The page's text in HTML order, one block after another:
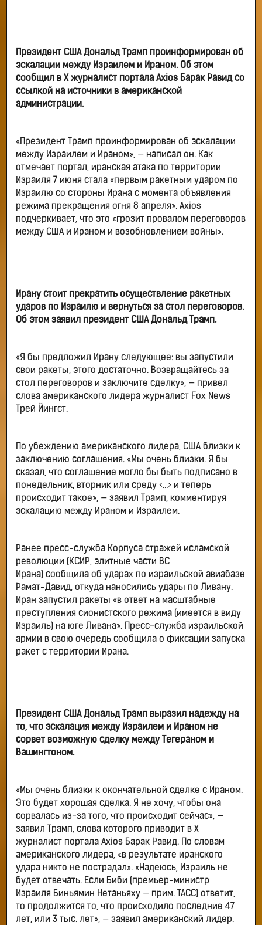
Президент США Дональд Трамп проинформирован об
эскалации между Израилем и Ираном. Об этом
сообщил в X журналист портала Axios Барак Равид со
ссылкой на источники в американской
администрации.
«Президент Трамп проинформирован об эскалации
между Израилем и Ираном», — написал он. Как
отмечает портал, иранская атака по территории
Израиля 7 июня стала «первым ракетным ударом по
Израилю со стороны Ирана с момента объявления
режима прекращения огня 8 апреля». Axios
подчеркивает, что это «грозит провалом переговоров
между США и Ираном и возобновлением войны».
Ирану стоит прекратить осуществление ракетных
ударов по Израилю и вернуться за стол переговоров.
Об этом заявил президент США Дональд Трамп.
«Я бы предложил Ирану следующее: вы запустили
свои ракеты, этого достаточно. Возвращайтесь за
стол переговоров и заключите сделку», — привел
слова американского лидера журналист Fox News
Трей Йингст.
По убеждению американского лидера, США близки к
заключению соглашения. «Мы очень близки. Я бы
сказал, что соглашение могло бы быть подписано в
понедельник, вторник или среду <…> и теперь
происходит такое», — заявил Трамп, комментируя
эскалацию между Ираном и Израилем.
Ранее пресс-служба Корпуса стражей исламской
революции (КСИР, элитные части ВС
Ирана) сообщила об ударах по израильской авиабазе
Рамат-Давид, откуда наносились удары по Ливану.
Иран запустил ракеты «в ответ на масштабные
преступления сионистского режима (имеется в виду
Израиль) на юге Ливана». Пресс-служба израильской
армии в свою очередь сообщила о фиксации запуска
ракет с территории Ирана.
Президент США Дональд Трамп выразил надежду на
то, что эскалация между Израилем и Ираном не
сорвет возможную сделку между Тегераном и
Вашингтоном.
«Мы очень близки к окончательной сделке с Ираном.
Это будет хорошая сделка. Я не хочу, чтобы она
сорвалась из-за того, что происходит сейчас», —
заявил Трамп, слова которого приводит в X
журналист портала Axios Барак Равид. По словам
американского лидера, «в результате иранского
удара никто не пострадал». «Надеюсь, Израиль не
будет отвечать. Если Биби (премьер-министр
Израиля Биньямин Нетаньяху — прим. ТАСС) ответит,
то продолжится то, что происходило последние 47
лет, или 3 тыс. лет», — заявил американский лидер.